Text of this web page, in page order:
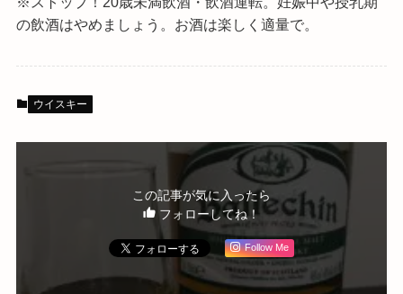
の飲酒はやめましょう。お酒は楽しく適量で。
ウイスキー
この記事が気に入ったら
フォローしてね！
Follow Me